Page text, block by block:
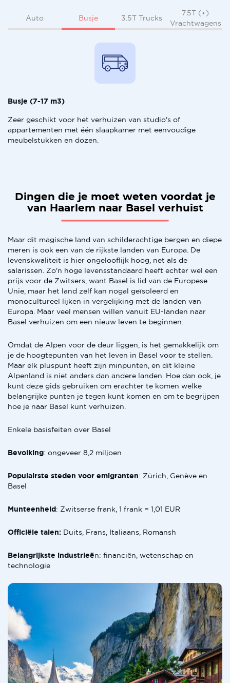
Auto Busje 3.5T Trucks
7.5T (+)
Vrachtwagens
Busje (7-17 m3)
Zeer geschikt voor het verhuizen van studio's of
appartementen met één slaapkamer met eenvoudige
meubelstukken en dozen.
Dingen die je moet weten voordat je
van Haarlem naar Basel verhuist
Maar dit magische land van schilderachtige bergen en diepe
meren is ook een van de rijkste landen van Europa. De
levenskwaliteit is hier ongelooflijk hoog, net als de
salarissen. Zo'n hoge levensstandaard heeft echter wel een
prijs voor de Zwitsers, want Basel is lid van de Europese
Unie, maar het land zelf kan nogal geïsoleerd en
monocultureel lijken in vergelijking met de landen van
Europa. Maar veel mensen willen vanuit EU-landen naar
Basel verhuizen om een nieuw leven te beginnen.
Omdat de Alpen voor de deur liggen, is het gemakkelijk om
je de hoogtepunten van het leven in Basel voor te stellen.
Maar elk pluspunt heeft zijn minpunten, en dit kleine
Alpenland is niet anders dan andere landen. Hoe dan ook, je
kunt deze gids gebruiken om erachter te komen welke
belangrijke punten je tegen kunt komen en om te begrijpen
hoe je naar Basel kunt verhuizen.
Enkele basisfeiten over Basel
Bevolking: ongeveer 8,2 miljoen
Populairste steden voor emigranten: Zürich, Genève en
Basel
Munteenheid: Zwitserse frank, 1 frank = 1,01 EUR
Officiële talen: Duits, Frans, Italiaans, Romansh
Belangrijkste industrieën: financiën, wetenschap en
technologie